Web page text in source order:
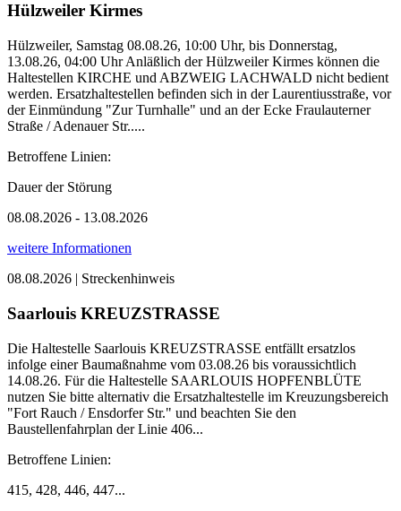
Hülzweiler Kirmes
Hülzweiler, Samstag 08.08.26, 10:00 Uhr, bis Donnerstag,
13.08.26, 04:00 Uhr Anläßlich der Hülzweiler Kirmes können die
Haltestellen KIRCHE und ABZWEIG LACHWALD nicht bedient
werden. Ersatzhaltestellen befinden sich in der Laurentiusstraße, vor
der Einmündung "Zur Turnhalle" und an der Ecke Fraulauterner
Straße / Adenauer Str.....
Betroffene Linien:
Dauer der Störung
08.08.2026 - 13.08.2026
weitere Informationen
08.08.2026 | Streckenhinweis
Saarlouis KREUZSTRASSE
Die Haltestelle Saarlouis KREUZSTRASSE entfällt ersatzlos
infolge einer Baumaßnahme vom 03.08.26 bis voraussichtlich
14.08.26. Für die Haltestelle SAARLOUIS HOPFENBLÜTE
nutzen Sie bitte alternativ die Ersatzhaltestelle im Kreuzungsbereich
"Fort Rauch / Ensdorfer Str." und beachten Sie den
Baustellenfahrplan der Linie 406...
Betroffene Linien:
415, 428, 446, 447...